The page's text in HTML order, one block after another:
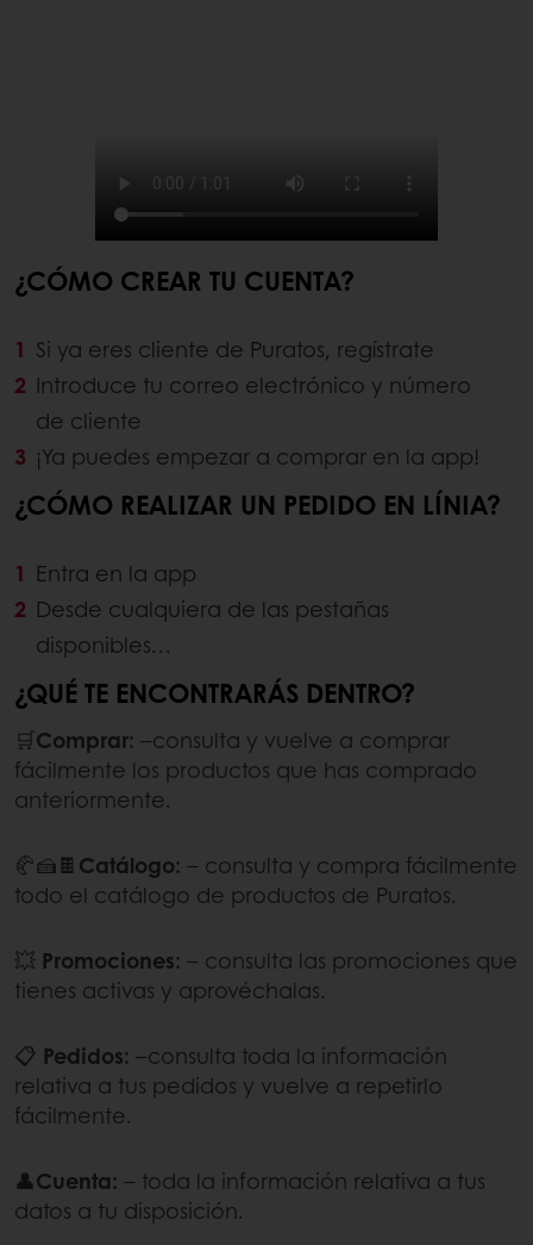
¿CÓMO CREAR TU CUENTA?
Si ya eres cliente de Puratos, regístrate
Introduce tu correo electrónico y número
de cliente
¡Ya puedes empezar a comprar en la app!
¿CÓMO REALIZAR UN PEDIDO EN LÍNIA?
Entra en la app
Desde cualquiera de las pestañas
disponibles…
¿QUÉ TE ENCONTRARÁS DENTRO?
🛒Comprar: –consulta y vuelve a comprar
fácilmente los productos que has comprado
anteriormente.
🥐🍰🍫 Catálogo: – consulta y compra fácilmente
todo el catálogo de productos de Puratos.
💥 Promociones: – consulta las promociones que
tienes activas y aprovéchalas.
📋 Pedidos: –consulta toda la información
relativa a tus pedidos y vuelve a repetirlo
fácilmente.
👤Cuenta: – toda la información relativa a tus
datos a tu disposición.